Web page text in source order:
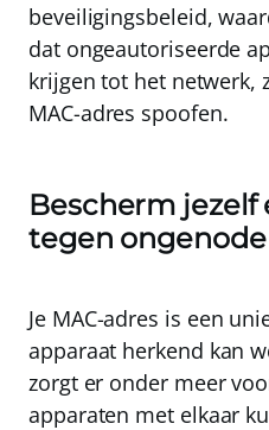
beveiligingsbeleid,
dat ongeautoriseerde
krijgen tot het netwerk,
MAC-adres spoofen.
Bescherm jezelf
tegen
Je MAC-adres is een
apparaat herkend kan
zorgt er onder meer
apparaten met elkaar